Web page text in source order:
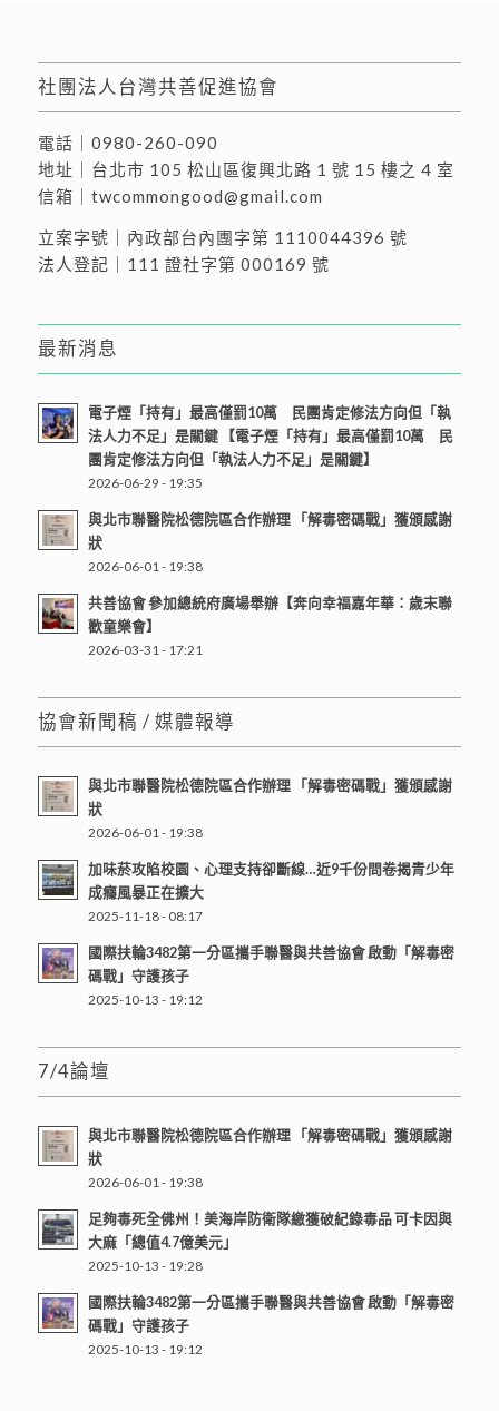
社團法人台灣共善促進協會
電話｜ 0980-260-090
地址｜ 台北市 105 松山區復興北路 1 號 15 樓之 4 室
信箱｜ twcommongood@gmail.com
立案字號｜內政部台內團字第 1110044396 號
法人登記｜111 證社字第 000169 號
最新消息
電子煙「持有」最高僅罰10萬 民團肯定修法方向但「執
法人力不足」是關鍵 【電子煙「持有」最高僅罰10萬 民
團肯定修法方向但「執法人力不足」是關鍵】
2026-06-29 - 19:35
與北市聯醫院松德院區合作辦理 「解毒密碼戰」獲頒感謝
狀
2026-06-01 - 19:38
共善協會 參加總統府廣場舉辦【奔向幸福嘉年華：歲末聯
歡童樂會】
2026-03-31 - 17:21
協會新聞稿 / 媒體報導
與北市聯醫院松德院區合作辦理 「解毒密碼戰」獲頒感謝
狀
2026-06-01 - 19:38
加味菸攻陷校園、心理支持卻斷線…近9千份問卷揭青少年
成癮風暴正在擴大
2025-11-18 - 08:17
國際扶輪3482第一分區攜手聯醫與共善協會 啟動「解毒密
碼戰」守護孩子
2025-10-13 - 19:12
7/4論壇
與北市聯醫院松德院區合作辦理 「解毒密碼戰」獲頒感謝
狀
2026-06-01 - 19:38
足夠毒死全佛州！美海岸防衛隊繳獲破紀錄毒品 可卡因與
大麻「總值4.7億美元」
2025-10-13 - 19:28
國際扶輪3482第一分區攜手聯醫與共善協會 啟動「解毒密
碼戰」守護孩子
2025-10-13 - 19:12